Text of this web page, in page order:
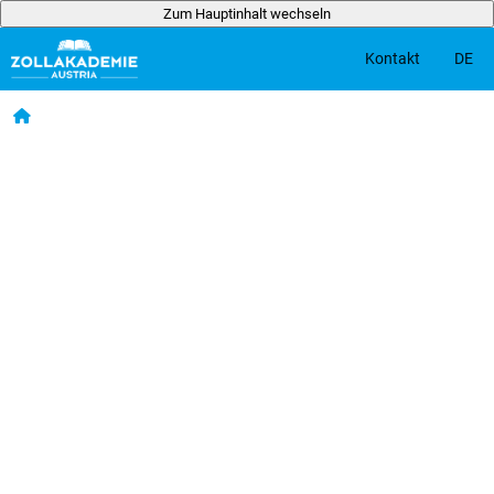
Zum Hauptinhalt wechseln
Zum Hauptinhalt wechseln
Kontakt DE
Startseite